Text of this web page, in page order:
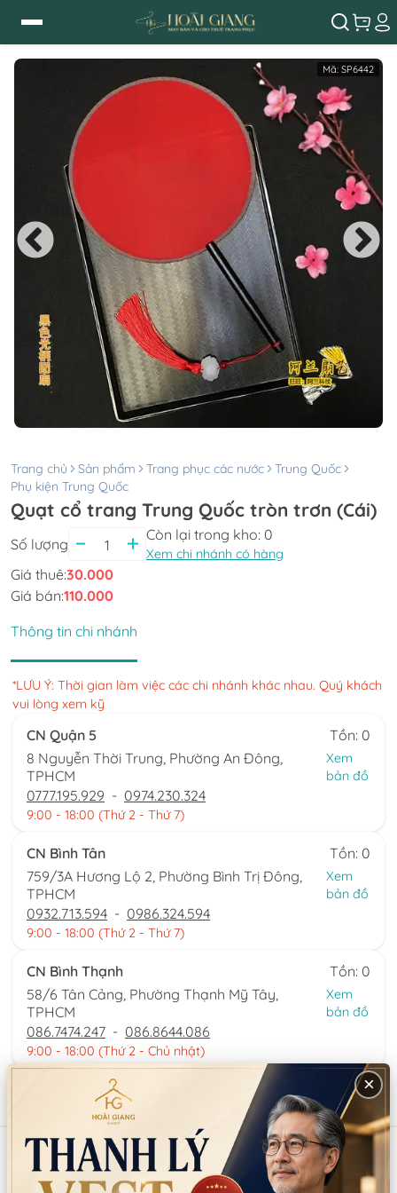
Mã: SP6442
Trang chủ Sản phẩm Trang phục các nước
Trung Quốc
Phụ kiện Trung Quốc
Quạt cổ trang Trung Quốc tròn trơn (Cái)
Số lượng
Còn lại trong kho: 0
Xem chi nhánh có hàng
Giá thuê:30.000
Giá bán:110.000
Thông tin chi nhánh
*LƯU Ý: Thời gian làm việc các chi nhánh khác nhau. Quý khách
vui lòng xem kỹ
CN Quận 5
Tồn: 0
8 Nguyễn Thời Trung, Phường An Đông,
TPHCM
Xem
bản đồ
0777.195.929 - 0974.230.324
9:00 - 18:00 (Thứ 2 - Thứ 7)
CN Bình Tân
Tồn: 0
759/3A Hương Lộ 2, Phường Bình Trị Đông,
TPHCM
Xem
bản đồ
0932.713.594 - 0986.324.594
9:00 - 18:00 (Thứ 2 - Thứ 7)
CN Bình Thạnh
Tồn: 0
58/6 Tân Cảng, Phường Thạnh Mỹ Tây,
TPHCM
Xem
bản đồ
086.7474.247 - 086.8644.086
9:00 - 18:00 (Thứ 2 - Chủ nhật)
Sản phẩm tương tự
KIM QUAN NAM TRUNG
Mã: SP13662
GIÀY CỔ TRANG NAM PK071
Mã:
×